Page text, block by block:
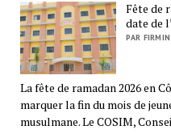
Fête de
date de
PAR
La fête de ramadan 2026 en
marquer la fin du mois de
musulmane. Le COSIM,